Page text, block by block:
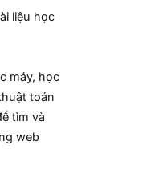
liệu học
máy, học
toán
tìm và
web